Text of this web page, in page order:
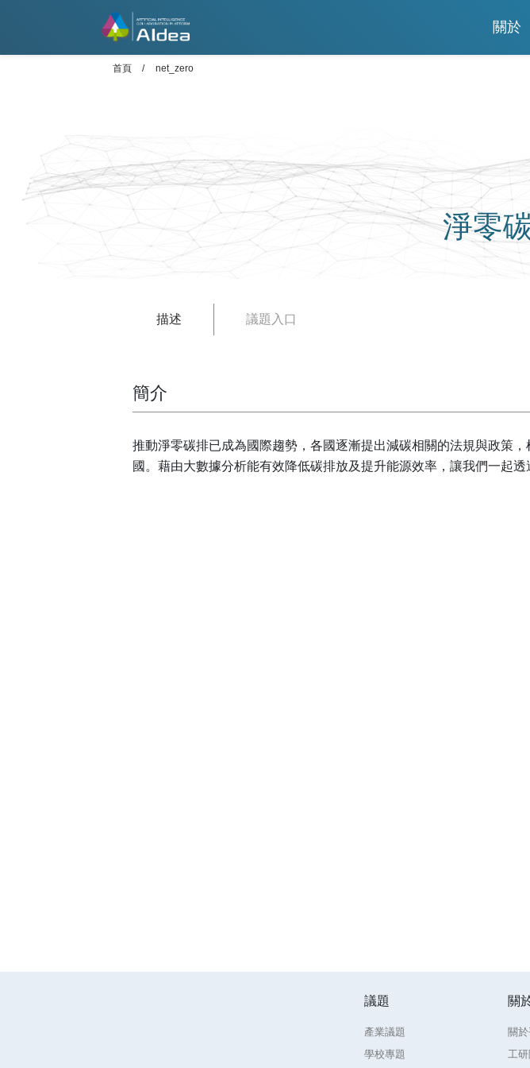
關於
首頁 net_zero
淨零
描述
簡介
推動淨零碳排已成為國際趨勢，各國逐漸提出減碳相關的法規與政策
國。藉由大數據分析能有效降低碳排放及提升能源效率，讓我們一起透
議題入口
議題
產業議題
學校專題
關
關
工